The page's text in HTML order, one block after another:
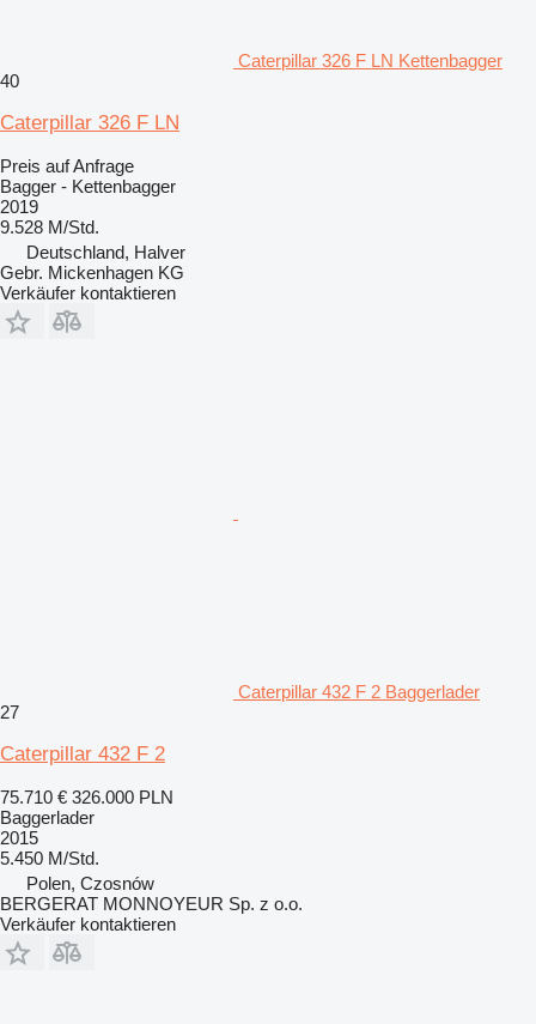
Caterpillar 326 F LN Kettenbagger
40
Caterpillar 326 F LN
Preis auf Anfrage
Bagger - Kettenbagger
2019
9.528 M/Std.
Deutschland, Halver
Gebr. Mickenhagen KG
Verkäufer kontaktieren
Caterpillar 432 F 2 Baggerlader
27
Caterpillar 432 F 2
75.710 € 326.000 PLN
Baggerlader
2015
5.450 M/Std.
Polen, Czosnów
BERGERAT MONNOYEUR Sp. z o.o.
Verkäufer kontaktieren